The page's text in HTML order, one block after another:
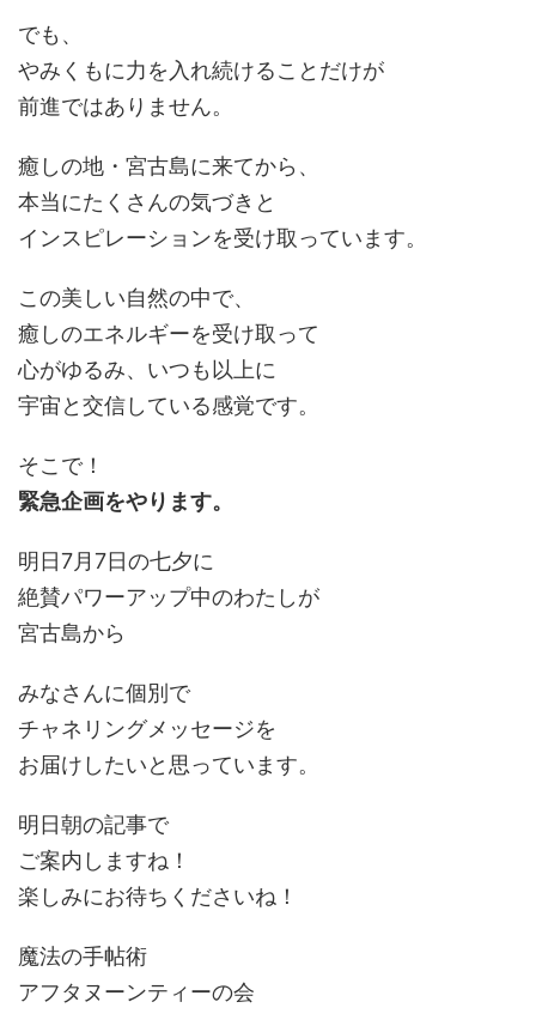
でも、
やみくもに力を入れ続けることだけが
前進ではありません。
癒しの地・宮古島に来てから、
本当にたくさんの気づきと
インスピレーションを受け取っています。
この美しい自然の中で、
癒しのエネルギーを受け取って
心がゆるみ、いつも以上に
宇宙と交信している感覚です。
そこで！
緊急企画をやります。
明日7月7日の七夕に
絶賛パワーアップ中のわたしが
宮古島から
みなさんに個別で
チャネリングメッセージを
お届けしたいと思っています。
明日朝の記事で
ご案内しますね！
楽しみにお待ちくださいね！
魔法の手帖術
アフタヌーンティーの会